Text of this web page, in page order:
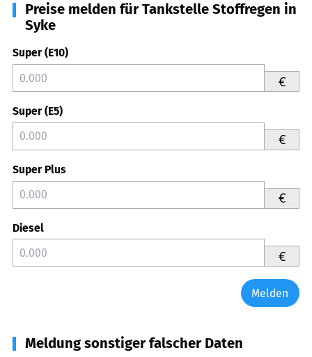
Preise melden für Tankstelle Stoffregen in
Syke
Super (E10)
€
Super (E5)
€
Super Plus
€
Diesel
€
Melden
Meldung sonstiger falscher Daten